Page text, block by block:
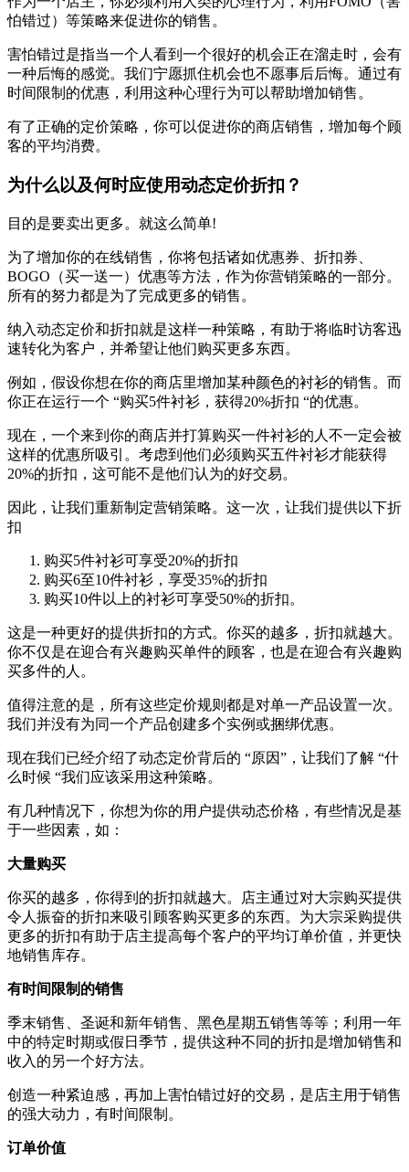
怕错过）等策略来促进你的销售。
害怕错过是指当一个人看到一个很好的机会正在溜走时，会有
一种后悔的感觉。我们宁愿抓住机会也不愿事后后悔。通过有
时间限制的优惠，利用这种心理行为可以帮助增加销售。
有了正确的定价策略，你可以促进你的商店销售，增加每个顾
客的平均消费。
为什么以及何时应使用动态定价折扣？
目的是要卖出更多。就这么简单!
为了增加你的在线销售，你将包括诸如优惠券、折扣券、
BOGO（买一送一）优惠等方法，作为你营销策略的一部分。
所有的努力都是为了完成更多的销售。
纳入动态定价和折扣就是这样一种策略，有助于将临时访客迅
速转化为客户，并希望让他们购买更多东西。
例如，假设你想在你的商店里增加某种颜色的衬衫的销售。而
你正在运行一个 “购买5件衬衫，获得20%折扣 “的优惠。
现在，一个来到你的商店并打算购买一件衬衫的人不一定会被
这样的优惠所吸引。考虑到他们必须购买五件衬衫才能获得
20%的折扣，这可能不是他们认为的好交易。
因此，让我们重新制定营销策略。这一次，让我们提供以下折
扣
购买5件衬衫可享受20%的折扣
购买6至10件衬衫，享受35%的折扣
购买10件以上的衬衫可享受50%的折扣。
这是一种更好的提供折扣的方式。你买的越多，折扣就越大。
你不仅是在迎合有兴趣购买单件的顾客，也是在迎合有兴趣购
买多件的人。
值得注意的是，所有这些定价规则都是对单一产品设置一次。
我们并没有为同一个产品创建多个实例或捆绑优惠。
现在我们已经介绍了动态定价背后的 “原因”，让我们了解 “什
么时候 “我们应该采用这种策略。
有几种情况下，你想为你的用户提供动态价格，有些情况是基
于一些因素，如：
大量购买
你买的越多，你得到的折扣就越大。店主通过对大宗购买提供
令人振奋的折扣来吸引顾客购买更多的东西。为大宗采购提供
更多的折扣有助于店主提高每个客户的平均订单价值，并更快
地销售库存。
有时间限制的销售
季末销售、圣诞和新年销售、黑色星期五销售等等；利用一年
中的特定时期或假日季节，提供这种不同的折扣是增加销售和
收入的另一个好方法。
创造一种紧迫感，再加上害怕错过好的交易，是店主用于销售
的强大动力，有时间限制。
订单价值